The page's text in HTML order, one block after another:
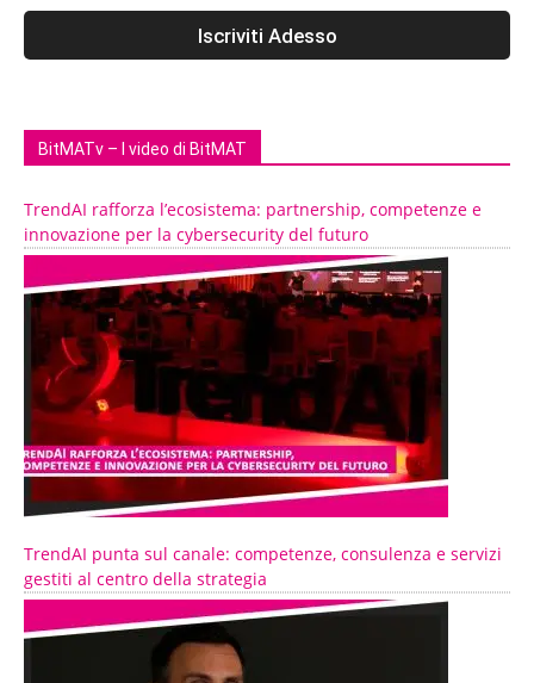
BitMATv – I video di BitMAT
TrendAI rafforza l’ecosistema: partnership, competenze e
innovazione per la cybersecurity del futuro
TrendAI punta sul canale: competenze, consulenza e servizi
gestiti al centro della strategia